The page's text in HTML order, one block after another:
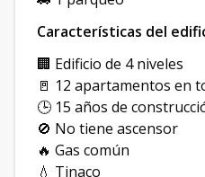
Características del
🏢 Edificio de 4 niveles
🚪 12 apartamentos en
🕒 15 años de
🚫 No tiene ascensor
🔥 Gas común
💧 Tinaco